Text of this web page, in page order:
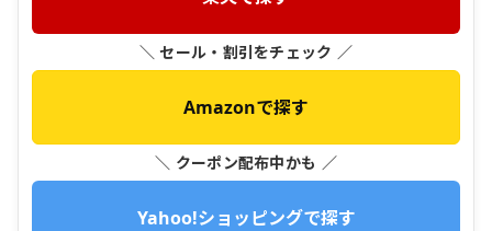
＼ セール・割引をチェック ／
Amazonで探す
＼ クーポン配布中かも ／
Yahoo!ショッピングで探す